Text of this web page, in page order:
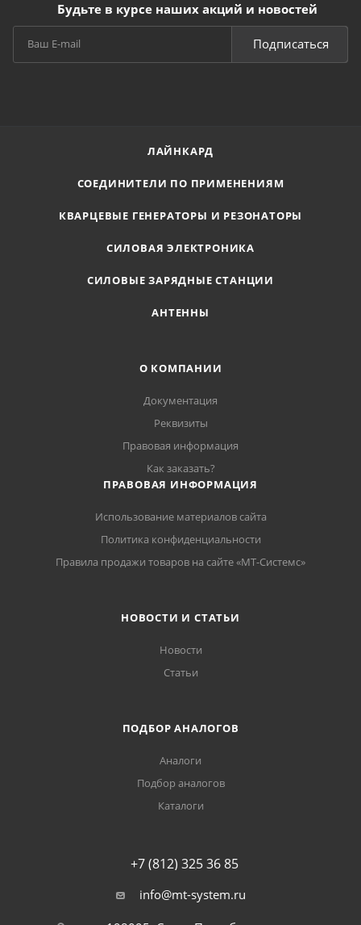
Будьте в курсе наших акций и новостей
Подписаться
ЛАЙНКАРД
СОЕДИНИТЕЛИ ПО ПРИМЕНЕНИЯМ
КВАРЦЕВЫЕ ГЕНЕРАТОРЫ И РЕЗОНАТОРЫ
СИЛОВАЯ ЭЛЕКТРОНИКА
СИЛОВЫЕ ЗАРЯДНЫЕ СТАНЦИИ
АНТЕННЫ
О КОМПАНИИ
Документация
Реквизиты
Правовая информация
Как заказать?
ПРАВОВАЯ ИНФОРМАЦИЯ
Использование материалов сайта
Политика конфиденциальности
Правила продажи товаров на сайте «МТ-Системс»
НОВОСТИ И СТАТЬИ
Новости
Статьи
ПОДБОР АНАЛОГОВ
Аналоги
Подбор аналогов
Каталоги
+7 (812) 325 36 85
info@mt-system.ru